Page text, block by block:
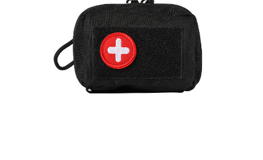
l'innovazione e il lavoro di squadra, ci
evolviamo continuamente per supportarvi
in ​​un mercato competitivo e in continua
evoluzione.Prezzo:$ 14,78-$ 17,46
Dimensioni della borsa:41×29×20 cm
Materiale della borsa:Poliestere
Colore della scatola:Rosso o
Personalizzazione